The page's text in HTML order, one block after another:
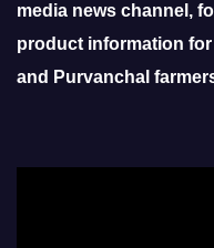
media news channel,
product information
and Purvanchal